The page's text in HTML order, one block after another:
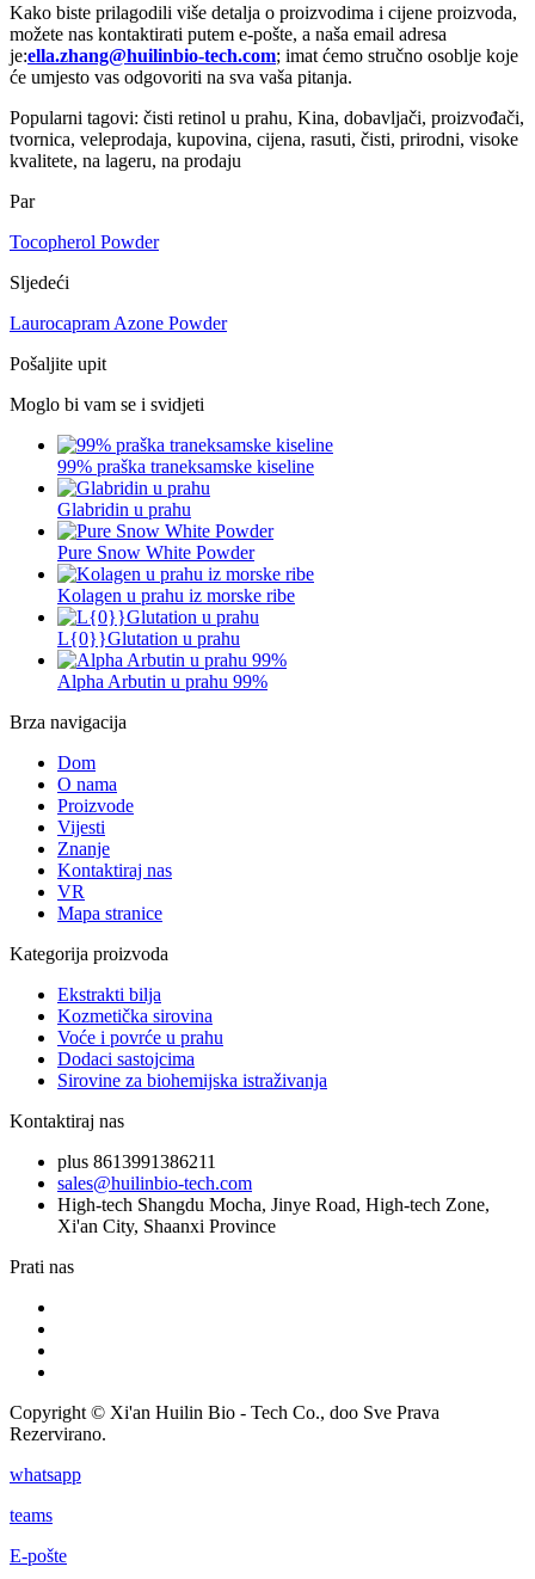
Kako biste prilagodili više detalja o proizvodima i cijene proizvoda,
možete nas kontaktirati putem e-pošte, a naša email adresa
je:ella.zhang@huilinbio-tech.com; imat ćemo stručno osoblje koje
će umjesto vas odgovoriti na sva vaša pitanja.
Popularni tagovi: čisti retinol u prahu, Kina, dobavljači, proizvođači,
tvornica, veleprodaja, kupovina, cijena, rasuti, čisti, prirodni, visoke
kvalitete, na lageru, na prodaju
Par
Tocopherol Powder
Sljedeći
Laurocapram Azone Powder
Pošaljite upit
Moglo bi vam se i svidjeti
99% praška traneksamske kiseline
Glabridin u prahu
Pure Snow White Powder
Kolagen u prahu iz morske ribe
L{0}}Glutation u prahu
Alpha Arbutin u prahu 99%
Brza navigacija
Dom
O nama
Proizvode
Vijesti
Znanje
Kontaktiraj nas
VR
Mapa stranice
Kategorija proizvoda
Ekstrakti bilja
Kozmetička sirovina
Voće i povrće u prahu
Dodaci sastojcima
Sirovine za biohemijska istraživanja
Kontaktiraj nas
plus 8613991386211
sales@huilinbio-tech.com
High-tech Shangdu Mocha, Jinye Road, High-tech Zone,
Xi'an City, Shaanxi Province
Prati nas
Copyright © Xi'an Huilin Bio - Tech Co., doo Sve Prava
Rezervirano.
whatsapp
teams
E-pošte